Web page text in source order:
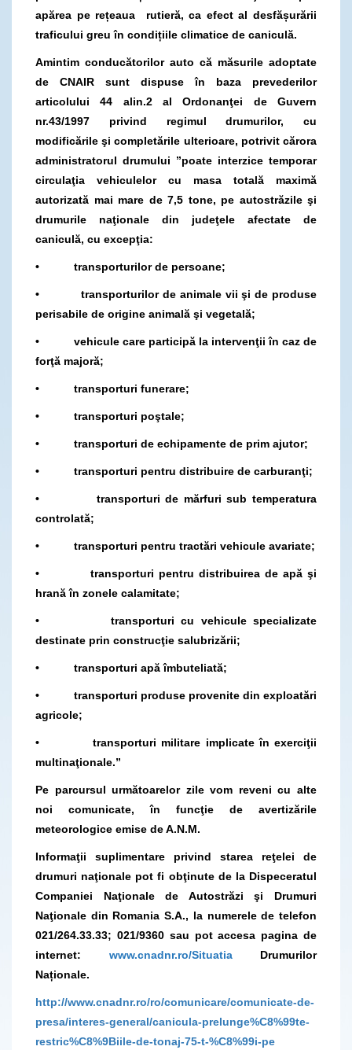
apărea pe rețeaua rutieră, ca efect al desfășurării
traficului greu în condițiile climatice de caniculă.
Amintim conducătorilor auto că măsurile adoptate
de CNAIR sunt dispuse în baza prevederilor
articolului 44 alin.2 al Ordonanţei de Guvern
nr.43/1997 privind regimul drumurilor, cu
modificările şi completările ulterioare, potrivit cărora
administratorul drumului ”poate interzice temporar
circulaţia vehiculelor cu masa totală maximă
autorizată mai mare de 7,5 tone, pe autostrăzile şi
drumurile naţionale din judeţele afectate de
caniculă, cu excepţia:
• transporturilor de persoane;
• transporturilor de animale vii şi de produse
perisabile de origine animală şi vegetală;
• vehicule care participă la intervenţii în caz de
forţă majoră;
• transporturi funerare;
• transporturi poştale;
• transporturi de echipamente de prim ajutor;
• transporturi pentru distribuire de carburanţi;
• transporturi de mărfuri sub temperatura
controlată;
• transporturi pentru tractări vehicule avariate;
• transporturi pentru distribuirea de apă şi
hrană în zonele calamitate;
• transporturi cu vehicule specializate
destinate prin construcţie salubrizării;
• transporturi apă îmbuteliată;
• transporturi produse provenite din exploatări
agricole;
• transporturi militare implicate în exerciţii
multinaţionale.”
Pe parcursul următoarelor zile vom reveni cu alte
noi comunicate, în funcţie de avertizările
meteorologice emise de A.N.M.
Informaţii suplimentare privind starea reţelei de
drumuri naţionale pot fi obţinute de la Dispeceratul
Companiei Naţionale de Autostrăzi şi Drumuri
Naţionale din Romania S.A., la numerele de telefon
021/264.33.33; 021/9360 sau pot accesa pagina de
internet: www.cnadnr.ro/SituatiaDrumurilor
Naționale.
http://www.cnadnr.ro/ro/comunicare/comunicate-de-
presa/interes-general/canicula-prelunge%C8%99te-
restric%C8%9Biile-de-tonaj-75-t-%C8%99i-pe